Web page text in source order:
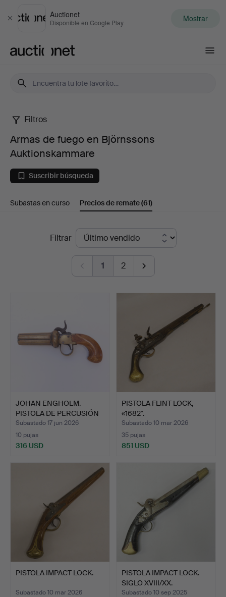
Cerrar
Auctionet
Disponible en Google Play Mostrar
Armas
de
fuego
en
Auktionskammare
Filtros
Armas de fuego en Björnssons
Auktionskammare
Suscribir búsqueda
Subastas en curso Precios de remate(61)
Filtrar
1 2
JOHAN ENGHOLM.
PISTOLA DE PERCUSIÓN
TIPO P…
Subastado 17 jun 2026
10 pujas
316 USD
PISTOLA FLINT LOCK,
«1682".
Subastado 10 mar 2026
35 pujas
851 USD
PISTOLA IMPACT LOCK.
Subastado 10 mar 2026
PISTOLA IMPACT LOCK.
SIGLO XVIII/XX.
Subastado 10 sep 2025